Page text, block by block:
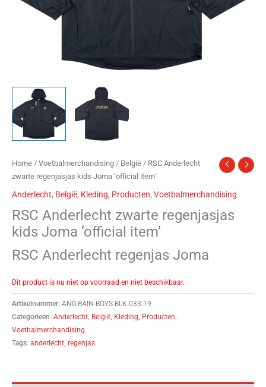
Home / Voetbalmerchandising / België / RSC Anderlecht
zwarte regenjasjas kids Joma ‘official item’
Anderlecht, België, Kleding, Producten, Voetbalmerchandising
RSC Anderlecht zwarte regenjasjas
kids Joma ‘official item’
RSC Anderlecht regenjas Joma
Dit product is nu niet op voorraad en niet beschikbaar.
Artikelnummer: AND.RAIN-BOYS-BLK-033.19
Categorieën: Anderlecht, België, Kleding, Producten,
Voetbalmerchandising
Tags: anderlecht, regenjas